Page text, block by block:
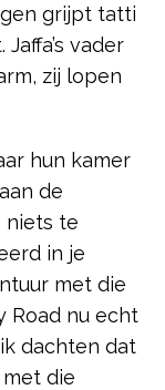
grijpt tatti
vader
zij lopen
hun kamer
de
niets te
in je
met die
Road nu echt
dachten dat
die